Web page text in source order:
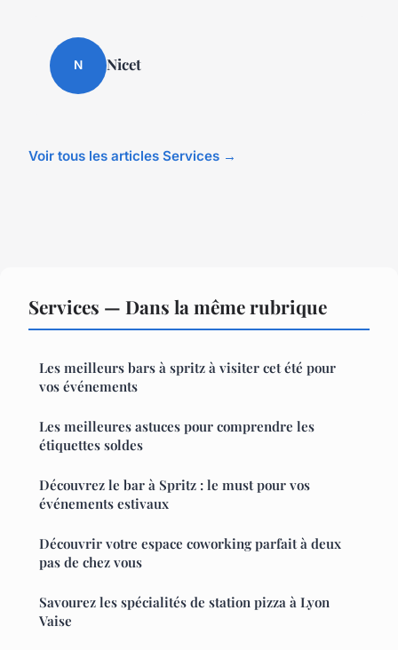
N Nicet
Voir tous les articles Services →
Services — Dans la même rubrique
Les meilleurs bars à spritz à visiter cet été pour
vos événements
Les meilleures astuces pour comprendre les
étiquettes soldes
Découvrez le bar à Spritz : le must pour vos
événements estivaux
Découvrir votre espace coworking parfait à deux
pas de chez vous
Savourez les spécialités de station pizza à Lyon
Vaise